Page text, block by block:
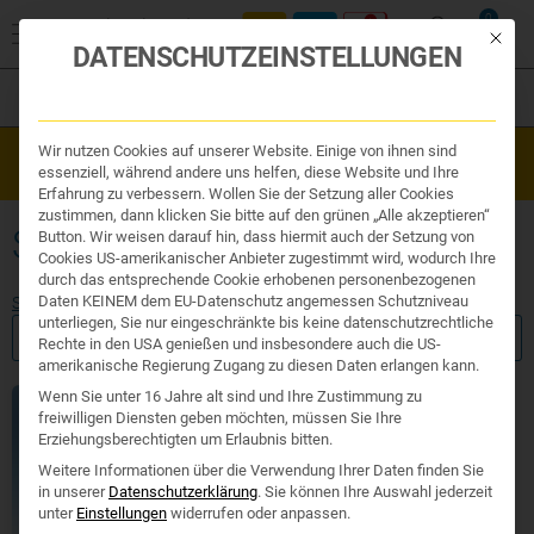
0
Organe & Organ Uhr
Traditionelle Medizin
Nahrungsergänzung
Kosmetik und Hygiene
Ihr Apotheker
Westend Online-Shop: Sicher, schnell und 24/7 für Sie da!
Gratisversand ab €50
SONNENGEL KINDER
Start/ Produkte verschlagwortet mit „Sonnengel Kinder“
FILTER ANZEIGEN
Mit
DATENSCHUTZEINSTELLUNGEN
Wir nutzen Cookies auf unserer Website. Einige von ihnen sind
essenziell, während andere uns helfen, diese Website und Ihre
Erfahrung zu verbessern. Wollen Sie der Setzung aller Cookies
zustimmen, dann klicken Sie bitte auf den grünen „Alle akzeptieren“
Button. Wir weisen darauf hin, dass hiermit auch der Setzung von
Cookies US-amerikanischer Anbieter zugestimmt wird, wodurch Ihre
durch das entsprechende Cookie erhobenen personenbezogenen
Daten KEINEM dem EU-Datenschutz angemessen Schutzniveau
unterliegen, Sie nur eingeschränkte bis keine datenschutzrechtliche
Rechte in den USA genießen und insbesondere auch die US-
amerikanische Regierung Zugang zu diesen Daten erlangen kann.
Wenn Sie unter 16 Jahre alt sind und Ihre Zustimmung zu
freiwilligen Diensten geben möchten, müssen Sie Ihre
Erziehungsberechtigten um Erlaubnis bitten.
Weitere Informationen über die Verwendung Ihrer Daten finden Sie
in unserer Datenschutzerklärung. Sie können Ihre Auswahl jederzeit
unter Einstellungen widerrufen oder anpassen.